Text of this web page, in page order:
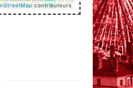
contributeurs